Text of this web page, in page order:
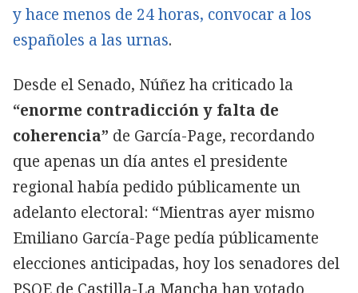
y hace menos de 24 horas, convocar a los
españoles a las urnas.
Desde el Senado, Núñez ha criticado la
“enorme contradicción y falta de
coherencia” de García-Page, recordando
que apenas un día antes el presidente
regional había pedido públicamente un
adelanto electoral: “Mientras ayer mismo
Emiliano García-Page pedía públicamente
elecciones anticipadas, hoy los senadores del
PSOE de Castilla-La Mancha han votado